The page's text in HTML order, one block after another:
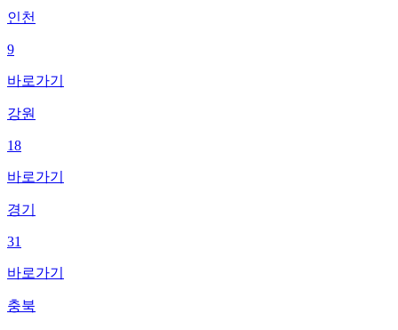
인천
9
바로가기
강원
18
바로가기
경기
31
바로가기
충북